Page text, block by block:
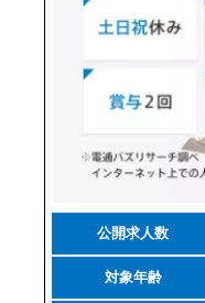
公開求人数
対象年齢